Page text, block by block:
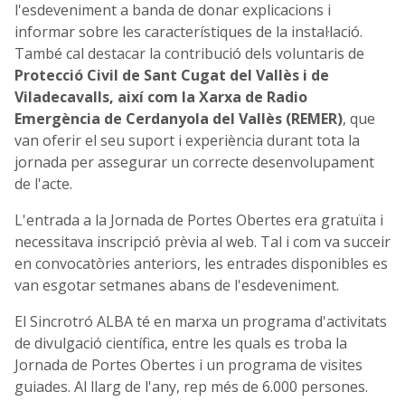
l'esdeveniment a banda de donar explicacions i
informar sobre les característiques de la instal·lació.
També cal destacar la contribució dels voluntaris de
Protecció Civil de Sant Cugat del Vallès i de
Viladecavalls, així com la Xarxa de Radio
Emergència de Cerdanyola del Vallès (REMER), que
van oferir el seu suport i experiència durant tota la
jornada per assegurar un correcte desenvolupament
de l'acte.
L'entrada a la Jornada de Portes Obertes era gratuïta i
necessitava inscripció prèvia al web. Tal i com va succeir
en convocatòries anteriors, les entrades disponibles es
van esgotar setmanes abans de l'esdeveniment.
El Sincrotró ALBA té en marxa un programa d'activitats
de divulgació científica, entre les quals es troba la
Jornada de Portes Obertes i un programa de visites
guiades. Al llarg de l'any, rep més de 6.000 persones.